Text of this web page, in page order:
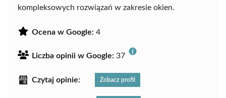
kompleksowych rozwiązań w zakresie okien.
Ocena w Google: 4
Liczba opinii w Google: 37
Czytaj opinie: Zobacz profil